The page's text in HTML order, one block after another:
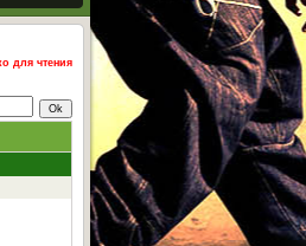
для чтения